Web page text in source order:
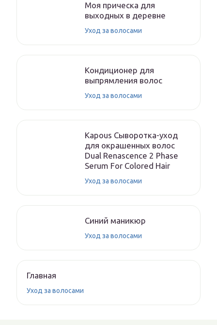
Моя прическа для
выходных в деревне
Уход за волосами
Кондиционер для
выпрямления волос
Уход за волосами
Kapous Сыворотка-уход
для окрашенных волос
Dual Renascence 2 Phase
Serum For Colored Hair
Уход за волосами
Синий маникюр
Уход за волосами
Главная
Уход за волосами